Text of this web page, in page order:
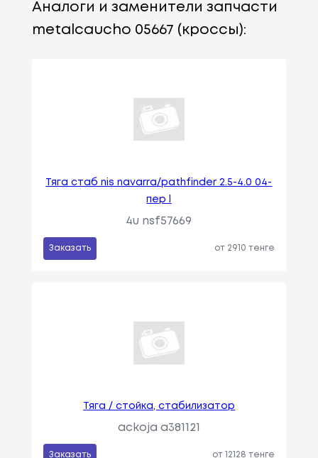
Аналоги и заменители запчасти
metalcaucho 05667 (кроссы):
Тяга стаб nis navarra/pathfinder 2.5-4.0 04-
пер l
4u nsf57669
Заказать от 2910 тенге
Тяга / стойка, стабилизатор
ackoja a381121
Заказать от 12128 тенге